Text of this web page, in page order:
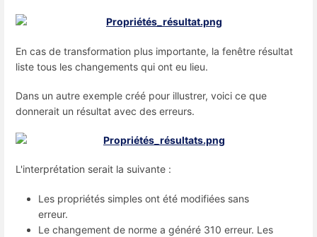
En cas de transformation plus importante, la fenêtre résultat
liste tous les changements qui ont eu lieu.
Dans un autre exemple créé pour illustrer, voici ce que
donnerait un résultat avec des erreurs.
L'interprétation serait la suivante :
Les propriétés simples ont été modifiées sans
erreur.
Le changement de norme a généré 310 erreur. Les